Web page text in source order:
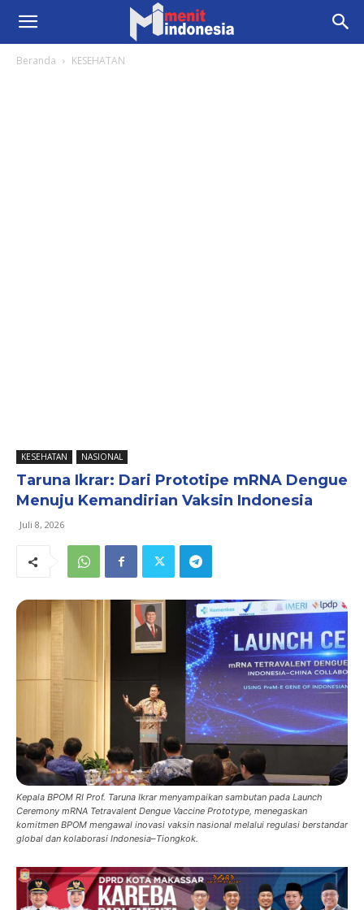
Beranda KESEHATAN
KESEHATAN NASIONAL
Taruna Ikrar: Dari Prototipe mRNA Dengue
Menuju Kemandirian Vaksin Indonesia
Juli 8, 2026
Kepala BPOM RI Prof. Taruna Ikrar menyampaikan sambutan pada Launch
Ceremony mRNA Tetravalent Dengue Vaccine Prototype, menegaskan
komitmen BPOM mengawal inovasi vaksin nasional melalui regulasi berstandar
global dan kolaborasi Indonesia–Tiongkok.